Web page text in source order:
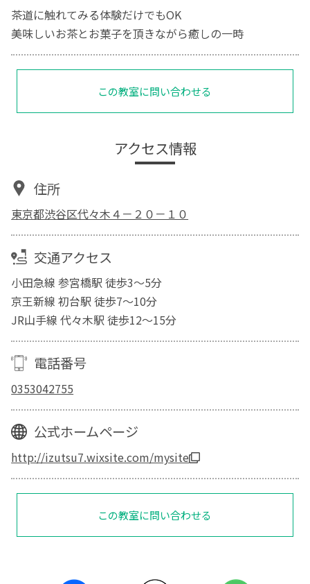
茶道に触れてみる体験だけでもOK
美味しいお茶とお菓子を頂きながら癒しの一時
この教室に問い合わせる
アクセス情報
住所
東京都渋谷区代々木４－２０－１０
交通アクセス
小田急線 参宮橋駅 徒歩3～5分
京王新線 初台駅 徒歩7～10分
JR山手線 代々木駅 徒歩12～15分
電話番号
0353042755
公式ホームページ
http://izutsu7.wixsite.com/mysite
この教室に問い合わせる